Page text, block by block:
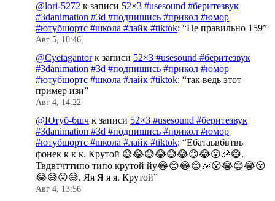
@lori-5272 к записи 52×3 #usesound #беритезвук
#3danimation #3d #подпишись #прикол #юмор
#ютубшортс #школа #лайк #tiktok: “Не правильно 159”
Авг 5, 10:46
@Cyetagantorк записи 52×3 #usesound #беритезвук
#3danimation #3d #подпишись #прикол #юмор
#ютубшортс #школа #лайк #tiktok: “так ведь этот
пример изи”
Авг 4, 14:22
@Ютуб-6шч к записи 52×3 #usesound #беритезвук
#3danimation #3d #подпишись #прикол #юмор
#ютубшортс #школа #лайк #tiktok: “Ебатаьвбвтвь
фонек к к к. Крутой 😅😂😅😂😅😂😊😂😮🎉😅.
Твдвтчттипо типо крутой йу😂😊😂😊🎉😮😂😊😂😮
😂😅😮😅. Яя Я я я. Крутой”
Авг 4, 13:56